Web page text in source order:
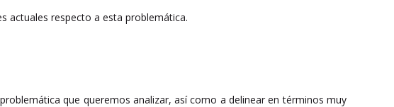
actuales respecto a esta problemática.
que queremos analizar, así como a delinear en términos muy